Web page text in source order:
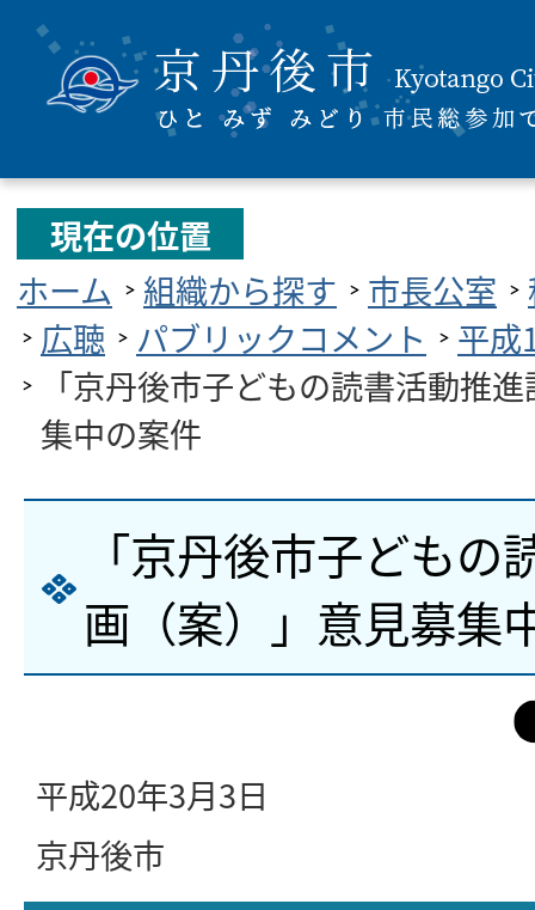
現在の位置
ホーム
組織から探す 市長公室
広聴
パブリックコメント
平成
「京丹後市子どもの読書活動推
集中の案件
「京丹後市子ども
画（案）」意見募集
平成20年3月3日
京丹後市